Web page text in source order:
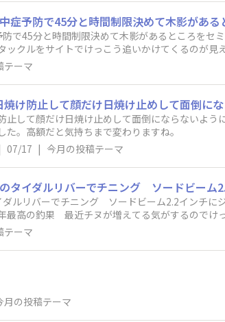
ださい！​
で45分と時間制限決めて木影があるところをセ
ックルをサイトでけっこう追いかけてくるのが見
ップのチヌゲット5分釣行 子供たちと合わせてセ
テーマ
焼け止めして面倒にならないようにしてます。 ※前迄車にリー
。高額だと気持ちまで変わりますね。
07/17 | 今月の投稿テーマ
ルリバーでチニング ソードビーム2.2インチに
最高の釣果 最近チヌが増えてる気がするのでけ
テーマ
月の投稿テーマ